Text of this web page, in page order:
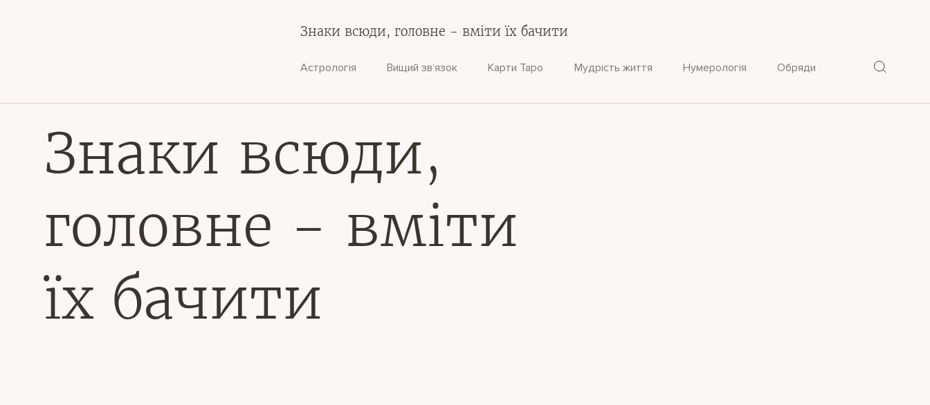
Знаки всюди, головне - вміти їх бачити
Астрологія Вищий зв‘язок Карти Таро Мудрість життя Нумерологія Обряди
Знаки всюди,
головне - вміти
їх бачити